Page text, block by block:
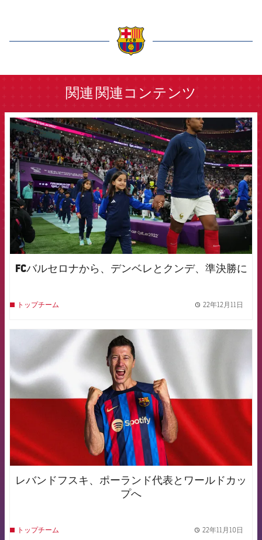
関連 関連コンテンツ
FCB Barcelona badge
FCバルセロナから、デンベレとクンデ、準決勝に
トップチーム 22年12月11日
レバンドフスキ、ポーランド代表とワールドカッ
プへ
トップチーム 22年11月10日